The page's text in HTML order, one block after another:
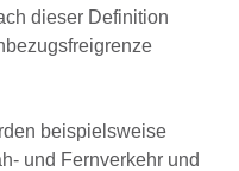
dieser Definition
beispielsweise
und Fernverkehr und